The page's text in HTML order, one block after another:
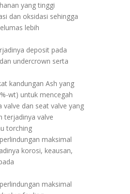
yang tinggi
dan oksidasi sehingga
lebih
deposit pada
undercrown serta
kandungan Ash yang
wt) untuk mencegah
valve dan seat valve yang
terjadinya valve
torching
maksimal
korosi, keausan,
maksimal